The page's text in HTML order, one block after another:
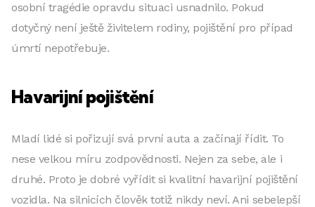
osobní tragédie opravdu situaci usnadnilo. Pokud
dotyčný není ještě živitelem rodiny, pojištění pro případ
úmrtí nepotřebuje.
Havarijní pojištění
Mladí lidé si pořizují svá první auta a začínají řídit. To
nese velkou míru zodpovědnosti. Nejen za sebe, ale i
druhé. Proto je dobré vyřídit si kvalitní havarijní pojištění
vozidla. Na silnicích člověk totiž nikdy neví. Ani sebelepší